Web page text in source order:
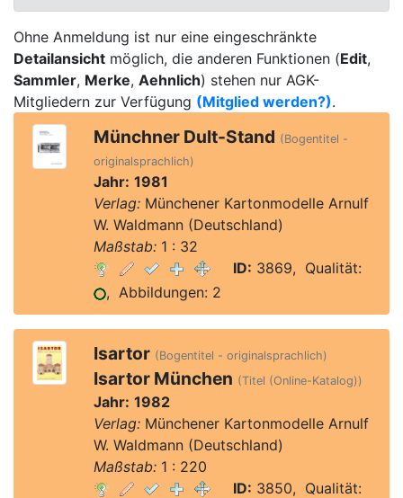
Ohne Anmeldung ist nur eine eingeschränkte
Detailansicht möglich, die anderen Funktionen (Edit,
Sammler, Merke, Aehnlich) stehen nur AGK-
Mitgliedern zur Verfügung (Mitglied werden?).
Münchner Dult-Stand (Bogentitel -
originalsprachlich)
Jahr: 1981
Verlag:Münchener Kartonmodelle Arnulf
W. Waldmann (Deutschland)
Maßstab:1 : 32
ID: 3869, Qualität:
, Abbildungen: 2
Isartor (Bogentitel - originalsprachlich)
Isartor München (Titel (Online-Katalog))
Jahr: 1982
Verlag:Münchener Kartonmodelle Arnulf
W. Waldmann (Deutschland)
Maßstab:1 : 220
ID: 3850, Qualität: